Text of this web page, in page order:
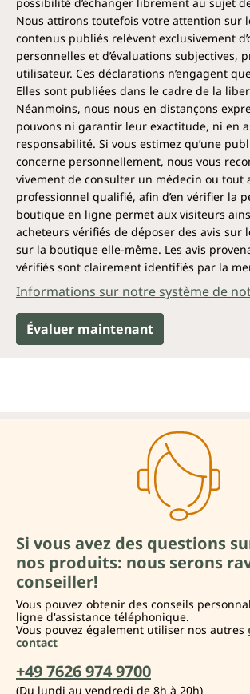
Nous attirons toutefois votre attention sur
contenus publiés relèvent exclusivement
personnelles et d’évaluations subjectives,
utilisateur. Ces déclarations n’engagent
Elles sont publiées dans le cadre de la
Néanmoins, nous nous en distançons
pouvons ni garantir leur exactitude, ni en
responsabilité. Si vous estimez qu’une
concerne personnellement, nous vous
vivement de consulter un médecin ou tout
professionnel qualifié, afin d’en vérifier la
boutique en ligne permet aux visiteurs
acheteurs vérifiés de déposer des avis sur
sur la boutique elle-même. Les avis
vérifiés sont clairement identifiés par la
Informations sur notre système de
Évaluer maintenant
Si vous avez des questions
nos produits: nous serons
conseiller!
Vous pouvez obtenir des conseils
ligne d'assistance téléphonique.
Vous pouvez également utiliser nos autres
contact
+49 7626 974 9700
(Du lundi au vendredi de 8h à 20h)